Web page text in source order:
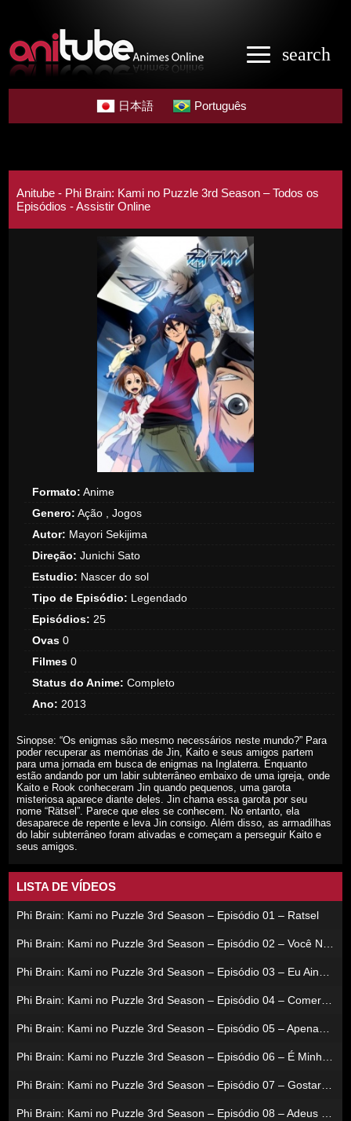
search
日本語 Português
Anitube - Phi Brain: Kami no Puzzle 3rd Season – Todos os
Episódios - Assistir Online
Formato: Anime
Genero: Ação , Jogos
Autor: Mayori Sekijima
Direção: Junichi Sato
Estudio: Nascer do sol
Tipo de Episódio: Legendado
Episódios: 25
Ovas 0
Filmes 0
Status do Anime: Completo
Ano: 2013
Sinopse: “Os enigmas são mesmo necessários neste mundo?” Para
poder recuperar as memórias de Jin, Kaito e seus amigos partem
para uma jornada em busca de enigmas na Inglaterra. Enquanto
estão andando por um labir subterrâneo embaixo de uma igreja, onde
Kaito e Rook conheceram Jin quando pequenos, uma garota
misteriosa aparece diante deles. Jin chama essa garota por seu
nome “Rätsel”. Parece que eles se conhecem. No entanto, ela
desaparece de repente e leva Jin consigo. Além disso, as armadilhas
do labir subterrâneo foram ativadas e começam a perseguir Kaito e
seus amigos.
LISTA DE VÍDEOS
Phi Brain: Kami no Puzzle 3rd Season – Episódio 01 – Ratsel
Phi Brain: Kami no Puzzle 3rd Season – Episódio 02 – Você Não Sabe De Nada
Phi Brain: Kami no Puzzle 3rd Season – Episódio 03 – Eu Ainda Acredito
Phi Brain: Kami no Puzzle 3rd Season – Episódio 04 – Comer Coisas Deliciosas Resolve A Maioria Dos Problemas
Phi Brain: Kami no Puzzle 3rd Season – Episódio 05 – Apenas Tenho Esse Presentimento
Phi Brain: Kami no Puzzle 3rd Season – Episódio 06 – É Minha Gata Amiga
Phi Brain: Kami no Puzzle 3rd Season – Episódio 07 – Gostaria De Uma Flor Também?
Phi Brain: Kami no Puzzle 3rd Season – Episódio 08 – Adeus Para Sempre